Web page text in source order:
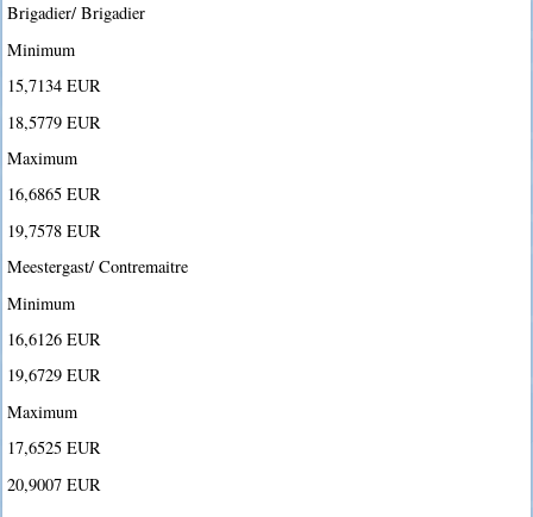
Brigadier/ Brigadier
Minimum
15,7134 EUR
18,5779 EUR
Maximum
16,6865 EUR
19,7578 EUR
Meestergast/ Contremaitre
Minimum
16,6126 EUR
19,6729 EUR
Maximum
17,6525 EUR
20,9007 EUR